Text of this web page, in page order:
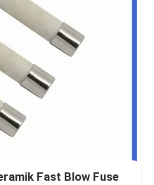
Fast Blow Fuse